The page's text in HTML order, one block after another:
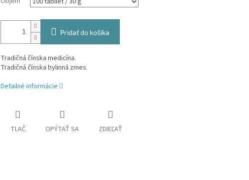
Pridať do košíka
Tradičná čínska medicína.
Tradičná čínska bylinná zmes.
Detailné informácie
TLAČ OPÝTAŤ SA ZDIEĽAŤ